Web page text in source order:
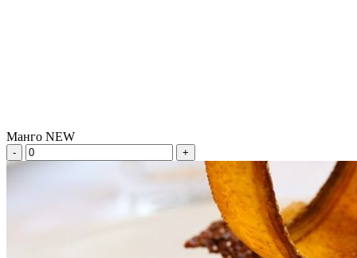
Манго NEW
- +